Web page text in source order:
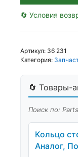
🔄 Условия
Артикул: 36 231
Категория:
🔄 Товары-
Поиск по:
Кольцо
Аналог,